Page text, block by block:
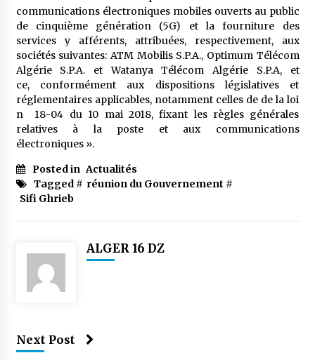
communications électroniques mobiles ouverts au public
de cinquième génération (5G) et la fourniture des
services y afférents, attribuées, respectivement, aux
sociétés suivantes: ATM Mobilis S.P.A., Optimum Télécom
Algérie S.P.A. et Watanya Télécom Algérie S.P.A, et
ce, conformément aux dispositions législatives et
réglementaires applicables, notamment celles de de la loi
n 18-04 du 10 mai 2018, fixant les règles générales
relatives à la poste et aux communications
électroniques ».
Posted in Actualités
Tagged # réunion du Gouvernement #
Sifi Ghrieb
ALGER 16 DZ
Next Post